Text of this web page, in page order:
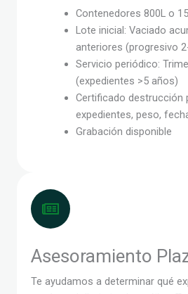
Contenedores 800L o
Lote inicial: Vaciado
anteriores (progresivo
Servicio periódico:
(expedientes >5 años)
Certificado destrucción
expedientes, peso,
Grabación disponible
Asesoramiento
Te ayudamos a determinar qué